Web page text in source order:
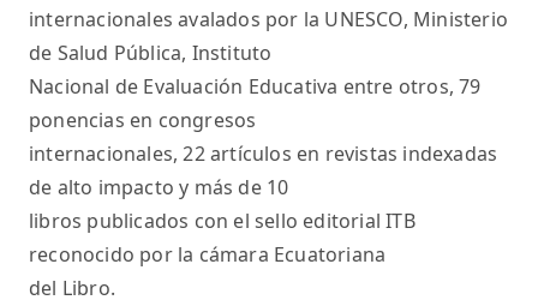
internacionales avalados por la UNESCO, Ministerio
de Salud Pública, Instituto
Nacional de Evaluación Educativa entre otros, 79
ponencias en congresos
internacionales, 22 artículos en revistas indexadas
de alto impacto y más de 10
libros publicados con el sello editorial ITB
reconocido por la cámara Ecuatoriana
del Libro.